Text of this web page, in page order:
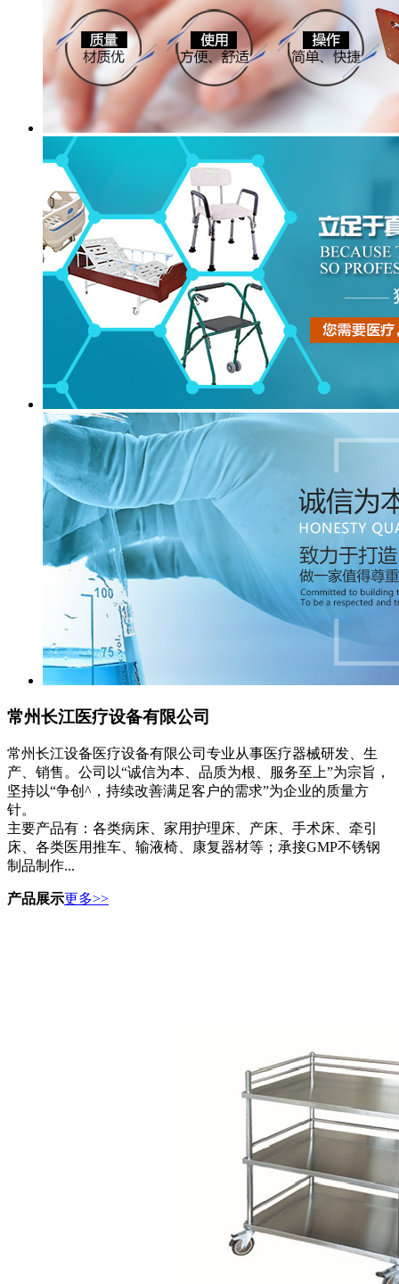
常州长江医疗设备有限公司
常州长江设备医疗设备有限公司专业从事医疗器械研发、生
产、销售。公司以“诚信为本、品质为根、服务至上”为宗旨，
坚持以“争创^，持续改善满足客户的需求”为企业的质量方
针。
主要产品有：各类病床、家用护理床、产床、手术床、牵引
床、各类医用推车、输液椅、康复器材等；承接GMP不锈钢
制品制作...
产品展示更多>>